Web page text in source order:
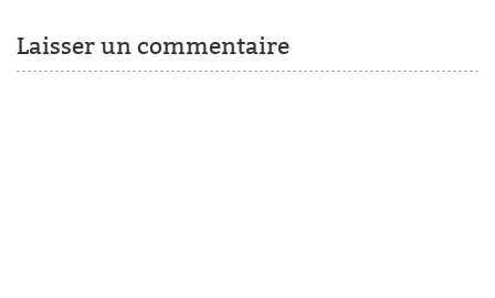
Laisser un commentaire